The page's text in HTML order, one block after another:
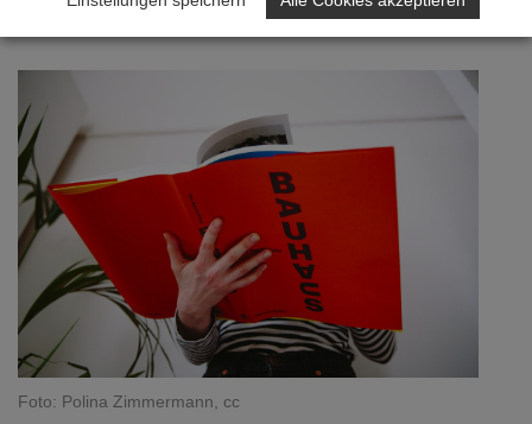
Bauhausarchitektur
Foto: Polina Zimmermann, cc